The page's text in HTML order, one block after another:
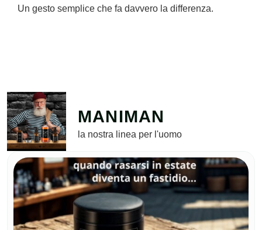
Un gesto semplice che fa davvero la differenza.
MANIMAN
la nostra linea per l'uomo